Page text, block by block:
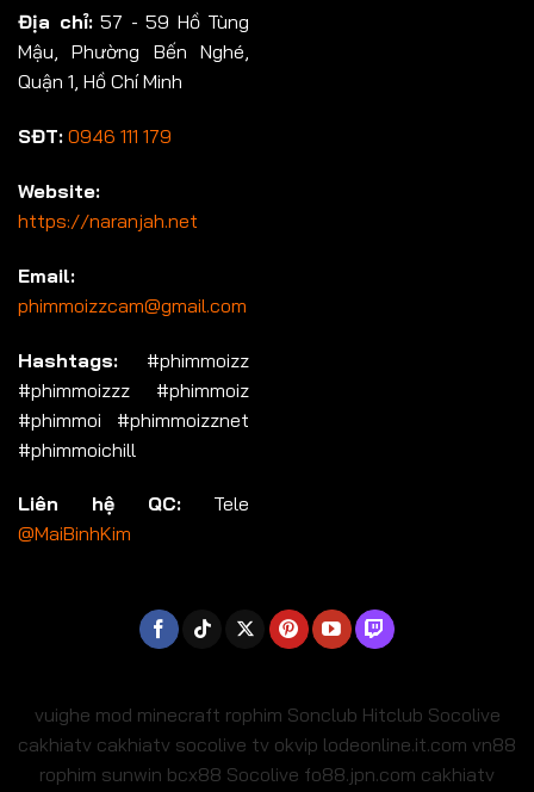
Địa chỉ:57 - 59 Hồ Tùng
Mậu, Phường Bến Nghé,
Quận 1, Hồ Chí Minh
SĐT: 0946 111 179
Website:
https://naranjah.net
Email:
phimmoizzcam@gmail.com
Hashtags: #phimmoizz
#phimmoizzz #phimmoiz
#phimmoi #phimmoizznet
#phimmoichill
Liên hệ QC: Tele
@MaiBinhKim
vuighe mod minecraft rophim Sonclub Hitclub Socolive
cakhiatv cakhiatv socolive tv okvip lodeonline.it.com vn88
rophim sunwin bcx88 Socolive fo88.jpn.com cakhiatv